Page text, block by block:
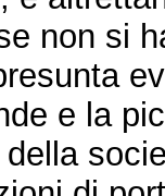
non si
e la
della